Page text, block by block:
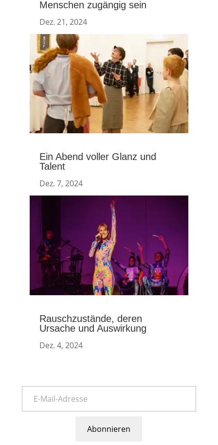
Menschen zugängig sein
Dez. 21, 2024
Ein Abend voller Glanz und
Talent
Dez. 7, 2024
Rauschzustände, deren
Ursache und Auswirkung
Dez. 4, 2024
Abonnieren